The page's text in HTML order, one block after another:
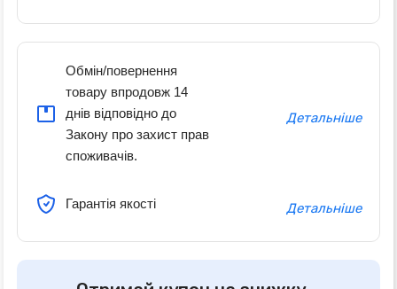
Обмін/повернення
товару впродовж 14
днів відповідно до
Закону про захист прав
споживачів.
Детальніше
Гарантія якості Детальніше